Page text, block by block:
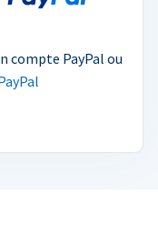
compte PayPal ou